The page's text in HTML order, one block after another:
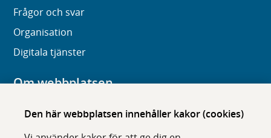
Den här webbplatsen innehåller kakor (cookies)
Frågor och svar
Organisation
Digitala tjänster
Om webbplatsen
Om karolinska.se